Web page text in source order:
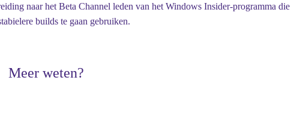
naar het Beta Channel leden van het Windows Insider-programma
builds te gaan gebruiken.
Meer weten?